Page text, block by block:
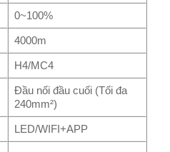
0~100%
4000m
H4/MC4
Đầu nối đầu cuối (Tối đa
240mm²)
LED/WIFI+APP